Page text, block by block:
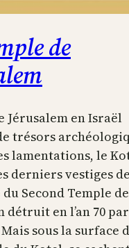
de
Jérusalem en Israël
trésors
lamentations, le
derniers vestiges de
du Second Temple de
détruit en l’an 70
sous la surface